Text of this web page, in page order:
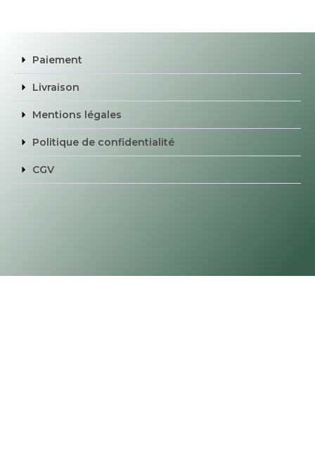
Paiement
Livraison
Mentions légales
Politique de confidentialité
CGV